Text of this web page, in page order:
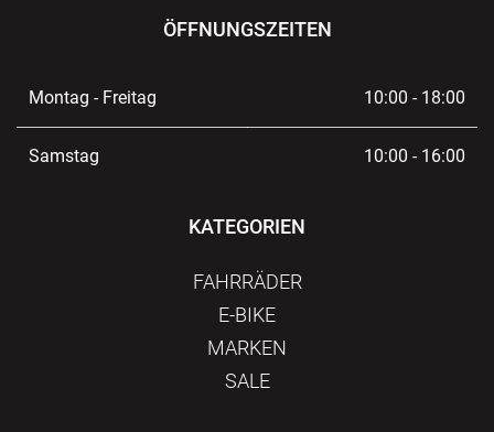
ÖFFNUNGSZEITEN
Montag - Freitag 10:00 - 18:00
Samstag 10:00 - 16:00
KATEGORIEN
FAHRRÄDER
E-BIKE
MARKEN
SALE